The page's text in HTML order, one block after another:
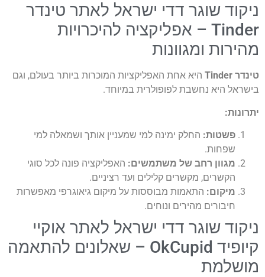
שוגר דדי ישראל לאתר טינדר
Tinder – אפליקציה להיכרויות
ומגוונות
היא אחת האפליקציות המוכרות ביותר בעולם, וגם
היא נחשבת לפופולרית במיוחד.
החלק ימינה למי שמעניין אותך ושמאלה למי
רחב של משתמשים:האפליקציה פונה לכל סוגי
מקשרים קלילים ועד רציניים.
התאמות מבוססות על מיקום גיאוגרפי מאפשרות
מהירים ונוחים.
שוגר דדי ישראל לאתר אוקיי
קיופיד OkCupid – שאלונים להתאמה